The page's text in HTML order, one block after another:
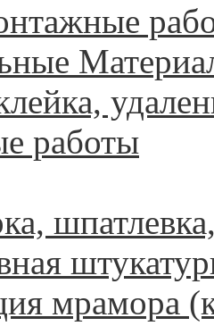
работы
мрамора